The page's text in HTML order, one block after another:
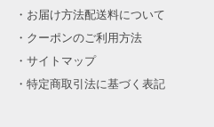
お届け方法配送料について
クーポンのご利用方法
サイトマップ
特定商取引法に基づく表記